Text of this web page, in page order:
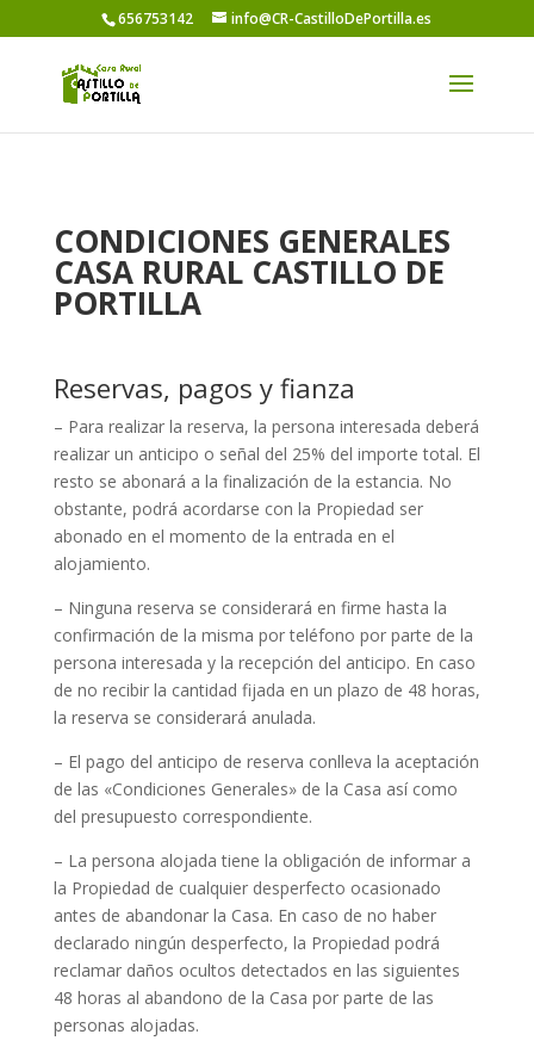
656753142 info@CR-CastilloDePortilla.es
CONDICIONES GENERALES
CASA RURAL CASTILLO DE
PORTILLA
Reservas, pagos y fianza
– Para realizar la reserva, la persona interesada deberá
realizar un anticipo o señal del 25% del importe total. El
resto se abonará a la finalización de la estancia. No
obstante, podrá acordarse con la Propiedad ser
abonado en el momento de la entrada en el
alojamiento.
– Ninguna reserva se considerará en firme hasta la
confirmación de la misma por teléfono por parte de la
persona interesada y la recepción del anticipo. En caso
de no recibir la cantidad fijada en un plazo de 48 horas,
la reserva se considerará anulada.
– El pago del anticipo de reserva conlleva la aceptación
de las «Condiciones Generales» de la Casa así como
del presupuesto correspondiente.
– La persona alojada tiene la obligación de informar a
la Propiedad de cualquier desperfecto ocasionado
antes de abandonar la Casa. En caso de no haber
declarado ningún desperfecto, la Propiedad podrá
reclamar daños ocultos detectados en las siguientes
48 horas al abandono de la Casa por parte de las
personas alojadas.